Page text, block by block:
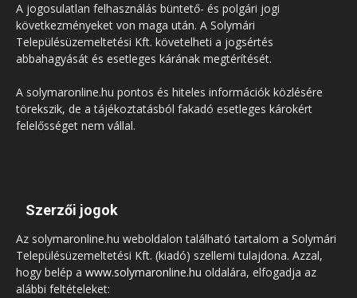
A jogosulatlan felhasználás büntető- és polgári jogi
következményeket von maga után. A Solymári
Településüzemeltetési Kft. követelheti a jogsértés
abbahagyását és esetleges kárának megtérítését.
A solymaronline.hu pontos és hiteles információk közlésére
törekszik, de a tájékoztatásból fakadó esetleges károkért
felelősséget nem vállal.
Szerzői jogok
Az solymaronline.hu weboldalon található tartalom a Solymári
Településüzemeltetési Kft. (kiadó) szellemi tulajdona. Azzal,
hogy belép a www.solymaronline.hu oldalára, elfogadja az
alábbi feltételeket: